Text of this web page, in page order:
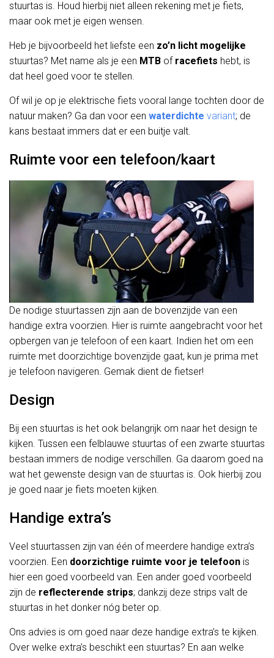
stuurtas is. Houd hierbij niet alleen rekening met je fiets,
maar ook met je eigen wensen.
Heb je bijvoorbeeld het liefste een zo’n licht mogelijke
stuurtas? Met name als je een MTB of racefiets hebt, is
dat heel goed voor te stellen.
Of wil je op je elektrische fiets vooral lange tochten door de
natuur maken? Ga dan voor een waterdichte variant; de
kans bestaat immers dat er een buitje valt.
Ruimte voor een telefoon/kaart
De nodige stuurtassen zijn aan de bovenzijde van een
handige extra voorzien. Hier is ruimte aangebracht voor het
opbergen van je telefoon of een kaart. Indien het om een
ruimte met doorzichtige bovenzijde gaat, kun je prima met
je telefoon navigeren. Gemak dient de fietser!
Design
Bij een stuurtas is het ook belangrijk om naar het design te
kijken. Tussen een felblauwe stuurtas of een zwarte stuurtas
bestaan immers de nodige verschillen. Ga daarom goed na
wat het gewenste design van de stuurtas is. Ook hierbij zou
je goed naar je fiets moeten kijken.
Handige extra’s
Veel stuurtassen zijn van één of meerdere handige extra’s
voorzien. Een doorzichtige ruimte voor je telefoon is
hier een goed voorbeeld van. Een ander goed voorbeeld
zijn de reflecterende strips; dankzij deze strips valt de
stuurtas in het donker nóg beter op.
Ons advies is om goed naar deze handige extra’s te kijken.
Over welke extra’s beschikt een stuurtas? En aan welke